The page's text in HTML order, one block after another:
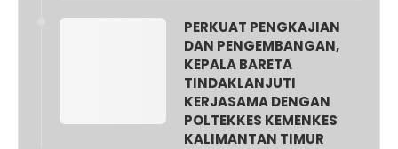
PERKUAT PENGKAJIAN
DAN PENGEMBANGAN,
KEPALA BARETA
TINDAKLANJUTI
KERJASAMA DENGAN
POLTEKKES KEMENKES
KALIMANTAN TIMUR